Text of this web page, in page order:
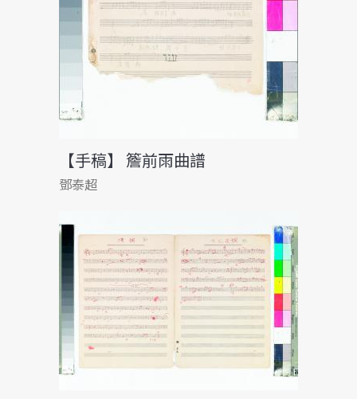
【手稿】 簷前雨曲譜
鄧泰超